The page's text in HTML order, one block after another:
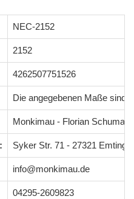
NEC-2152
2152
4262507751526
Die angegebenen Maße sind
Monkimau - Florian
Syker Str. 71 - 27321
info@monkimau.de
04295-2609823